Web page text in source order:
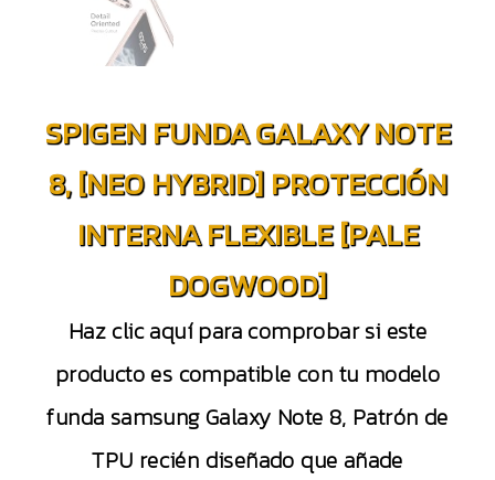
SPIGEN FUNDA GALAXY NOTE
8, [NEO HYBRID] PROTECCIÓN
INTERNA FLEXIBLE [PALE
DOGWOOD]
Haz clic aquí para comprobar si este
producto es compatible con tu modelo
funda samsung Galaxy Note 8, Patrón de
TPU recién diseñado que añade